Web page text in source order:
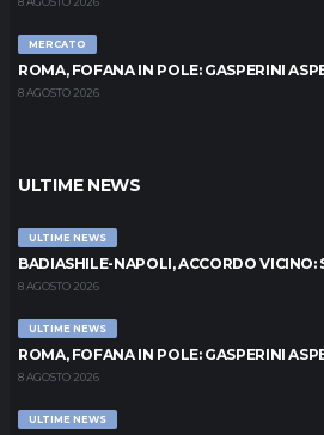
MERCATO
ROMA, FOFANA IN POLE: GASPERINI
8 AGOSTO 2026
ULTIME NEWS
ULTIME NEWS
BADIASHILE-NAPOLI, ACCORDO VICINO:
8 AGOSTO 2026
ULTIME NEWS
ROMA, FOFANA IN POLE: GASPERINI
8 AGOSTO 2026
ULTIME NEWS